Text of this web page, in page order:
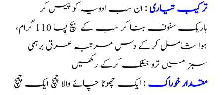
ترکیب تیاری: ان سب ادویہ کو پیس کر
باریک سفوف بنا کر سب کے بچ پسا 110 گرام،
ہوا شامل کرکے دس مرتبہ عرق برہمی
سبز میں ترو خشک کرکے رکھیں
مقدار خوراک: ایک چھوٹا چائے والا چمچ ایک چمچ